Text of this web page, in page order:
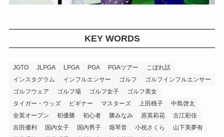
KEY WORDS
JGTO JLPGA LPGA PGA PGAツアー
こぼれ話
インスタグラム
インフルエンサー ゴルフ
ゴルフインフルエンサー
ゴルフウェア
ゴルフ場 ゴルフ女子
ゴルフ美女
タイガー・ウッズ
ビギナー マスターズ 上田桃子
中島啓太
全英オープン
初優勝 初心者 勝みなみ 原英莉花
古江彩佳
吉田優利
国内女子 国内男子 堀琴音 小祝さくら
山下美夢有